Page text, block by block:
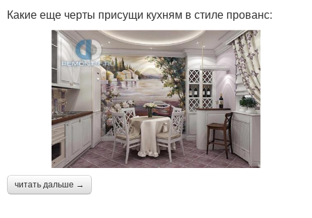
Какие еще черты присущи кухням в стиле прованс:
читать дальше →